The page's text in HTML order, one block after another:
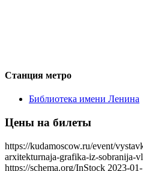
Станция метро
Библиотека имени Ленина
Цены на билеты
https://kudamoscow.ru/event/
arxitekturnaja-grafika-iz-sobranija-
https://schema.org/InStock 2023-